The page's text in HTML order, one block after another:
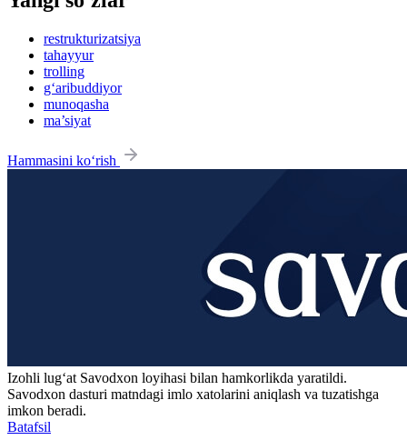
restrukturizatsiya
tahayyur
trolling
g‘aribuddiyor
munoqasha
ma’siyat
Hammasini ko‘rish
Izohli lugʻat Savodxon loyihasi bilan hamkorlikda yaratildi.
Savodxon dasturi matndagi imlo xatolarini aniqlash va tuzatishga
imkon beradi.
Batafsil